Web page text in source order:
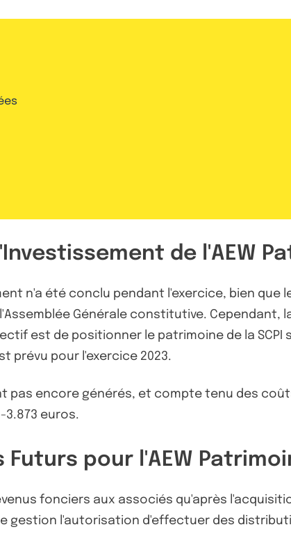
de l'AEW
n'a été conclu pendant l'exercice, bien
Générale constitutive. Cependant,
est de positionner le patrimoine de la
prévu pour l'exercice 2023.
pas encore générés, et compte tenu des
euros.
pour l'AEW
fonciers aux associés qu'après
gestion l'autorisation d'effectuer des